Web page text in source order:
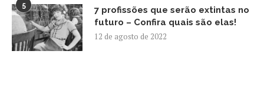
5
7 profissões que serão extintas no
futuro – Confira quais são elas!
12 de agosto de 2022